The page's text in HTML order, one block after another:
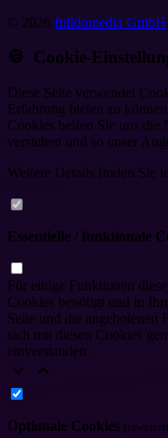
© 2026 fulldomedia GmbH
🍪 Cookie-
Diese Seite verwendet
Erfahrung bieten zu
Cookies helfen Sie uns die
verstehen und so unser
Weitere Details finden Sie
Essentielle / funktionale
Für einige Funktionen
Cookies benötigt und in
Seite und die angebotenen
sich mit diesen Cookies
einverstanden.
Optionale Cookies